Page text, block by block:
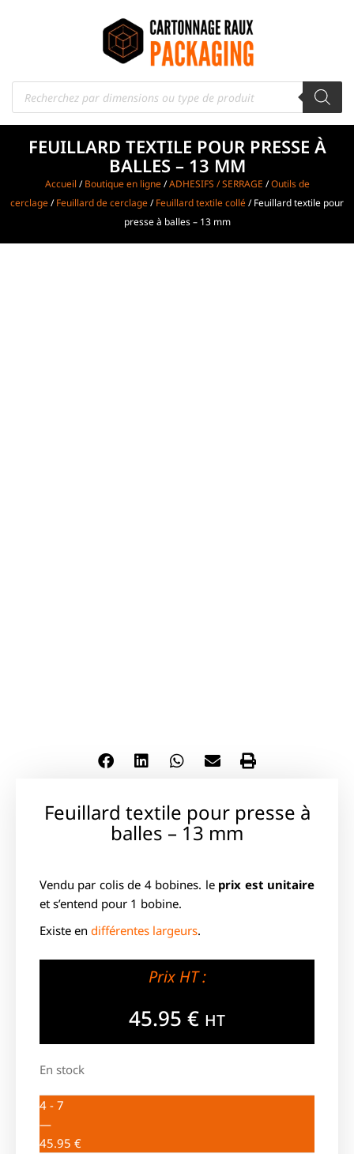
FEUILLARD TEXTILE POUR PRESSE À
BALLES – 13 MM
Accueil /Boutique en ligne/ADHESIFS / SERRAGE /Outils de
cerclage/Feuillard de cerclage/Feuillard textile collé/ Feuillard textile pour
presse à balles – 13 mm
Feuillard textile pour presse à
balles – 13 mm
Vendu par colis de 4 bobines. leprix est unitaire
et s’entend pour 1 bobine.
Existe en différentes largeurs.
Prix HT :
45.95 € HT
En stock
4 - 7
—
45.95 €